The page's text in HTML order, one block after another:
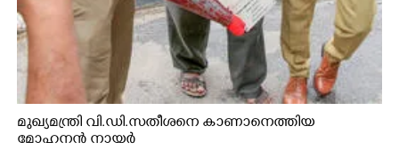
മുഖ്യമന്ത്രി വി.ഡി.സതീശനെ കാണാനെത്തിയ
മോഹനൻ നായർ